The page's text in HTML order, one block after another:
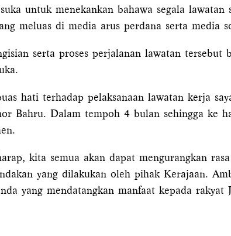
untuk menekankan bahawa segala
meluas di media arus perdana serta media
serta proses perjalanan lawatan
hati terhadap pelaksanaan lawatan kerja
Bahru. Dalam tempoh 4 bulan sehingga ke
kita semua akan dapat mengurangkan
yang dilakukan oleh pihak Kerajaan.
yang mendatangkan manfaat kepada